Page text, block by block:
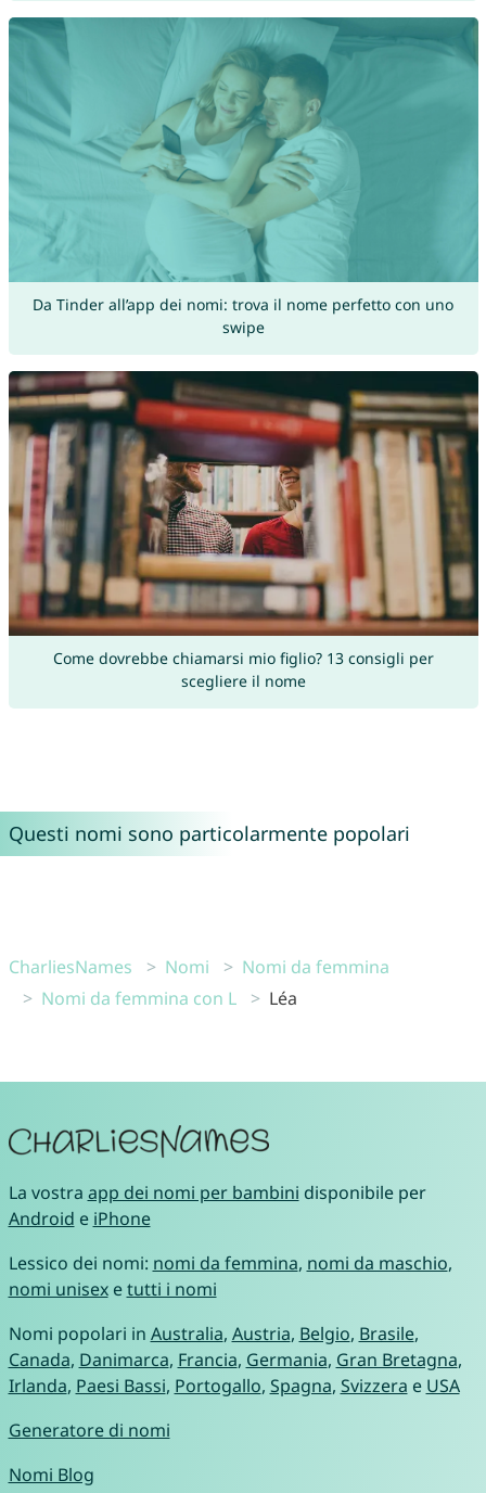
Da Tinder all’app dei nomi: trova il nome perfetto con uno
swipe
Come dovrebbe chiamarsi mio figlio? 13 consigli per
scegliere il nome
Questi nomi sono particolarmente popolari
CharliesNames Nomi
Nomi da femmina
Nomi da femmina con L
Léa
La vostra app dei nomi per bambini disponibile per
Android e iPhone
Lessico dei nomi: nomi da femmina, nomi da maschio,
nomi unisexetutti i nomi
Nomi popolari in Australia, Austria, Belgio, Brasile,
Canada, Danimarca, Francia, Germania, Gran Bretagna,
Irlanda, Paesi Bassi, Portogallo, Spagna, Svizzera e USA
Generatore di nomi
Nomi Blog